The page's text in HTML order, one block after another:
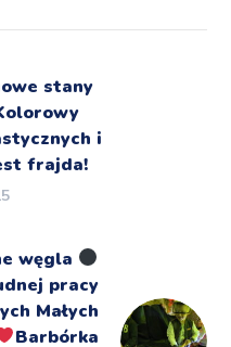
stany
i
frajda!
węgla
pracy
Małych
Barbórka